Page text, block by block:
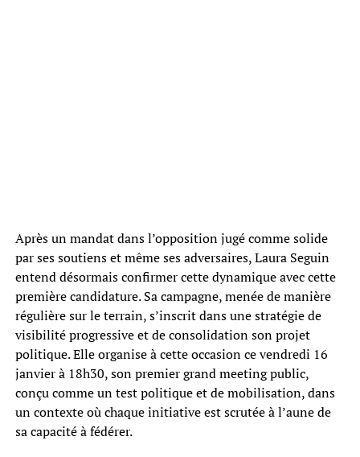
Après un mandat dans l’opposition jugé comme solide
par ses soutiens et même ses adversaires, Laura Seguin
entend désormais confirmer cette dynamique avec cette
première candidature. Sa campagne, menée de manière
régulière sur le terrain, s’inscrit dans une stratégie de
visibilité progressive et de consolidation son projet
politique. Elle organise à cette occasion ce vendredi 16
janvier à 18h30, son premier grand meeting public,
conçu comme un test politique et de mobilisation, dans
un contexte où chaque initiative est scrutée à l’aune de
sa capacité à fédérer.